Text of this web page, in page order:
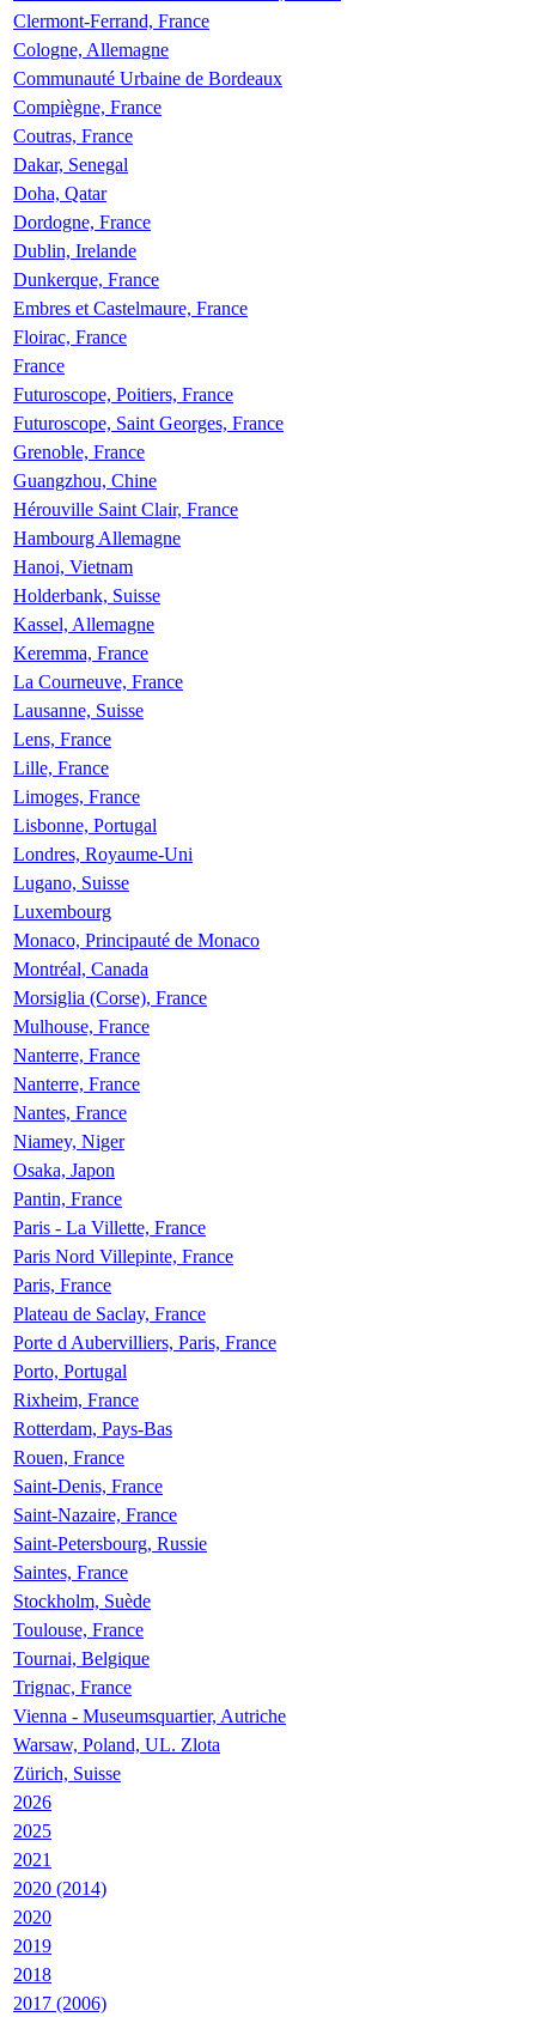
Clermont-Ferrand, France
Cologne, Allemagne
Communauté Urbaine de Bordeaux
Compiègne, France
Coutras, France
Dakar, Senegal
Doha, Qatar
Dordogne, France
Dublin, Irelande
Dunkerque, France
Embres et Castelmaure, France
Floirac, France
France
Futuroscope, Poitiers, France
Futuroscope, Saint Georges, France
Grenoble, France
Guangzhou, Chine
Hérouville Saint Clair, France
Hambourg Allemagne
Hanoi, Vietnam
Holderbank, Suisse
Kassel, Allemagne
Keremma, France
La Courneuve, France
Lausanne, Suisse
Lens, France
Lille, France
Limoges, France
Lisbonne, Portugal
Londres, Royaume-Uni
Lugano, Suisse
Luxembourg
Monaco, Principauté de Monaco
Montréal, Canada
Morsiglia (Corse), France
Mulhouse, France
Nanterre, France
Nanterre, France
Nantes, France
Niamey, Niger
Osaka, Japon
Pantin, France
Paris - La Villette, France
Paris Nord Villepinte, France
Paris, France
Plateau de Saclay, France
Porte d Aubervilliers, Paris, France
Porto, Portugal
Rixheim, France
Rotterdam, Pays-Bas
Rouen, France
Saint-Denis, France
Saint-Nazaire, France
Saint-Petersbourg, Russie
Saintes, France
Stockholm, Suède
Toulouse, France
Tournai, Belgique
Trignac, France
Vienna - Museumsquartier, Autriche
Warsaw, Poland, UL. Zlota
Zürich, Suisse
2026
2025
2021
2020 (2014)
2020
2019
2018
2017 (2006)